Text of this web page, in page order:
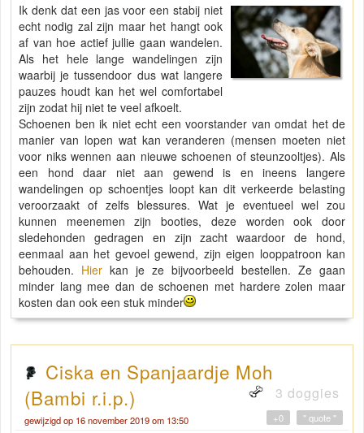
Ik denk dat een jas voor een stabij niet
echt nodig zal zijn maar het hangt ook
af van hoe actief jullie gaan wandelen.
Als het hele lange wandelingen zijn
waarbij je tussendoor dus wat langere
pauzes houdt kan het wel comfortabel
zijn zodat hij niet te veel afkoelt.
Schoenen ben ik niet echt een voorstander van omdat het de
manier van lopen wat kan veranderen (mensen moeten niet
voor niks wennen aan nieuwe schoenen of steunzooltjes). Als
een hond daar niet aan gewend is en ineens langere
wandelingen op schoentjes loopt kan dit verkeerde belasting
veroorzaakt of zelfs blessures. Wat je eventueel wel zou
kunnen meenemen zijn booties, deze worden ook door
sledehonden gedragen en zijn zacht waardoor de hond,
eenmaal aan het gevoel gewend, zijn eigen looppatroon kan
behouden. Hier kan je ze bijvoorbeeld bestellen. Ze gaan
minder lang mee dan de schoenen met hardere zolen maar
kosten dan ook een stuk minder
Ciska en Spanjaardje Moh
(Bambi r.i.p.)
3 doggies
gewijzigd op 16 november 2019 om 13:50 " quote "
+0